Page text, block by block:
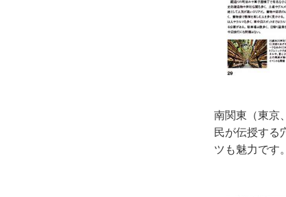
南関東（東京
民が伝授する
ツも魅力です。